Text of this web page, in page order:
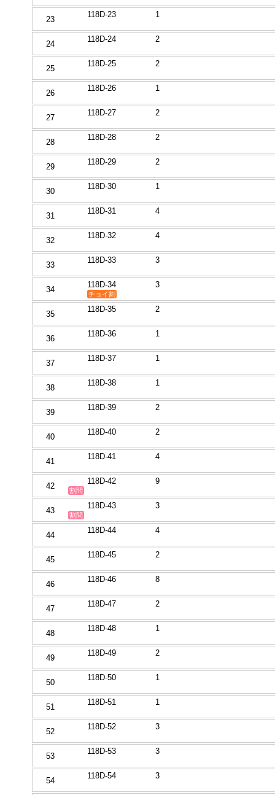
23
118D-23 1
24
118D-24 2
25
118D-25 2
26
118D-26 1
27
118D-27 2
28
118D-28 2
29
118D-29 2
30
118D-30 1
31
118D-31 4
32
118D-32 4
33
118D-33 3
34
118D-34 3
チョイ割
35
118D-35 2
36
118D-36 1
37
118D-37 1
38
118D-38 1
39
118D-39 2
40
118D-40 2
41
118D-41 4
42
118D-42 9
割問
43
118D-43 3
割問
44
118D-44 4
45
118D-45 2
46
118D-46 8
47
118D-47 2
48
118D-48 1
49
118D-49 2
50
118D-50 1
51
118D-51 1
52
118D-52 3
53
118D-53 3
54
118D-54 3